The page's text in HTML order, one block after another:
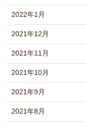
2022年1月
2021年12月
2021年11月
2021年10月
2021年9月
2021年8月